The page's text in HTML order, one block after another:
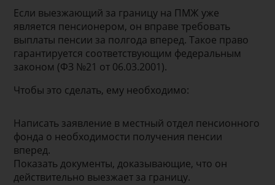
Если выезжающий за границу на ПМЖ уже
является пенсионером, он вправе требовать
выплаты пенсии за полгода вперед. Такое право
гарантируется соответствующим федеральным
законом (ФЗ №21 от 06.03.2001).
Чтобы это сделать, ему необходимо:
Написать заявление в местный отдел пенсионного
фонда о необходимости получения пенсии
вперед.
Показать документы, доказывающие, что он
действительно выезжает за границу.